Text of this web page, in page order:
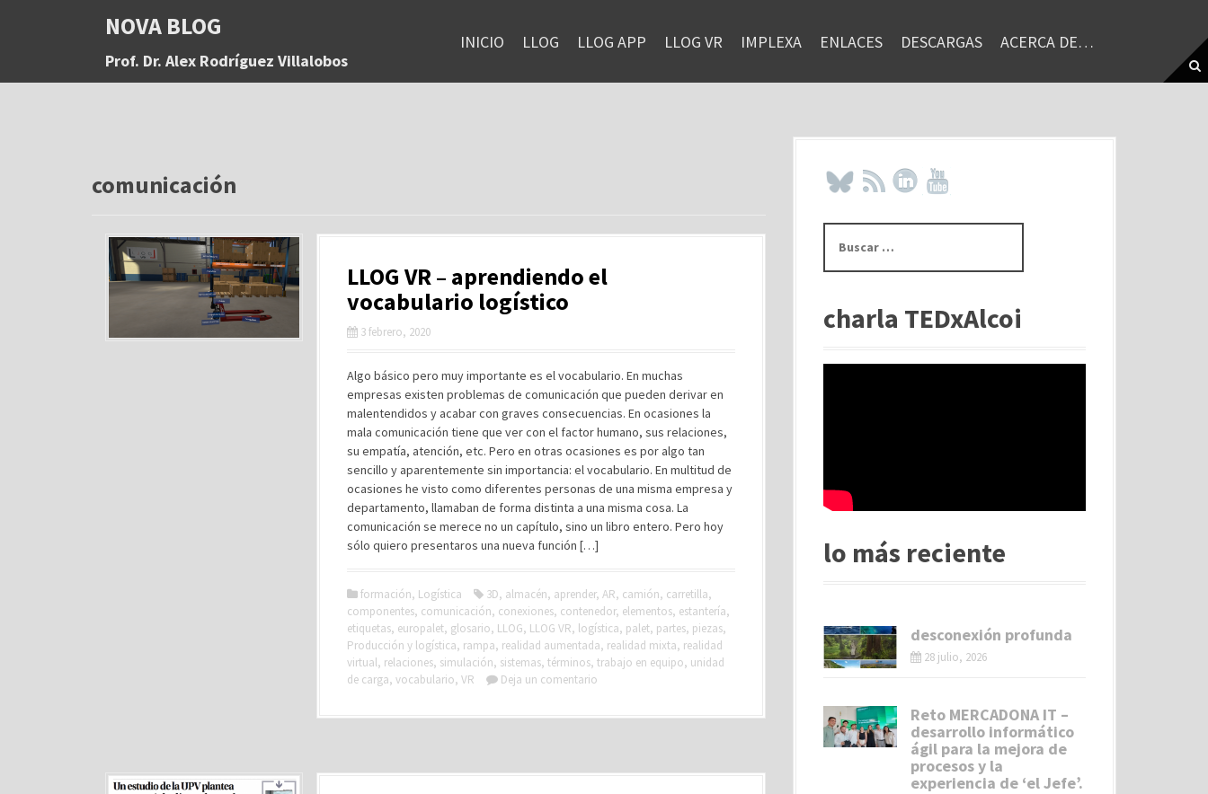
a
NOVA BLOG
Prof. Dr. Alex Rodríguez Villalobos
INICIO LLOG LLOG APP LLOG VR IMPLEXA ENLACES DESCARGAS ACERCA DE…
comunicación
LLOG VR – aprendiendo el
vocabulario logístico
3 febrero, 2020
Algo básico pero muy importante es el vocabulario. En muchas
empresas existen problemas de comunicación que pueden derivar en
malentendidos y acabar con graves consecuencias. En ocasiones la
mala comunicación tiene que ver con el factor humano, sus relaciones,
su empatía, atención, etc. Pero en otras ocasiones es por algo tan
sencillo y aparentemente sin importancia: el vocabulario. En multitud de
ocasiones he visto como diferentes personas de una misma empresa y
departamento, llamaban de forma distinta a una misma cosa. La
comunicación se merece no un capítulo, sino un libro entero. Pero hoy
sólo quiero presentaros una nueva función […]
formación, Logística 3D, almacén, aprender, AR, camión, carretilla,
componentes, comunicación, conexiones, contenedor, elementos, estantería,
etiquetas, europalet, glosario, LLOG, LLOG VR, logística, palet, partes, piezas,
Producción y logística, rampa, realidad aumentada, realidad mixta, realidad
virtual, relaciones, simulación, sistemas, términos, trabajo en equipo, unidad
de carga, vocabulario, VR Deja un comentario
s
rcharla TEDxAlcoi
lo más reciente
desconexión profunda
28 julio, 2026
Reto MERCADONA IT –
desarrollo informático
ágil para la mejora de
procesos y la
experiencia de ‘el Jefe’.